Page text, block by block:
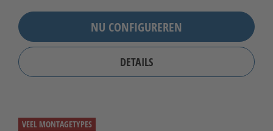
NU CONFIGUREREN
DETAILS
VEEL MONTAGETYPES